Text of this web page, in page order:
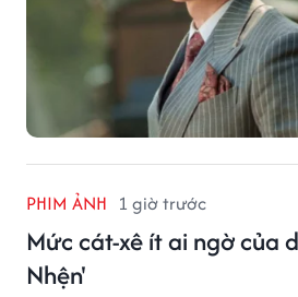
PHIM ẢNH 1 giờ trước
Mức cát-xê ít ai ngờ của
Nhện'